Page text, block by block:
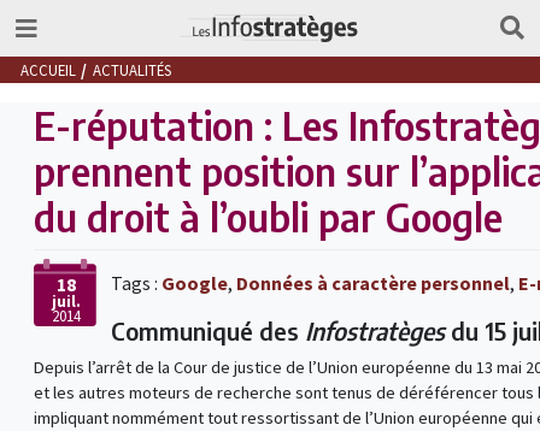
ACCUEIL ACTUALITÉS
E-réputation : Les
prennent position sur
du droit à l’oubli par Google
18
juil.
2014
Tags : Google, Données à caractère personnel,
Communiqué des Infostratègesdu 15
Depuis l’arrêt de la Cour de justice de l’Union européenne du 13 mai
et les autres moteurs de recherche sont tenus de déréférencer tous
impliquant nommément tout ressortissant de l’Union européenne qui